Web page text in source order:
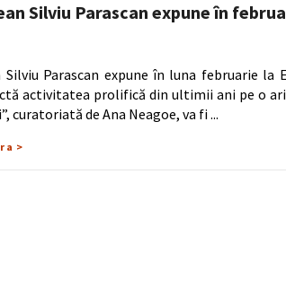
Silviu Parascan expune în
Parascan expune în luna februarie
activitatea prolifică din ultimii ani pe o
curatoriată de Ana Neagoe, va fi
>